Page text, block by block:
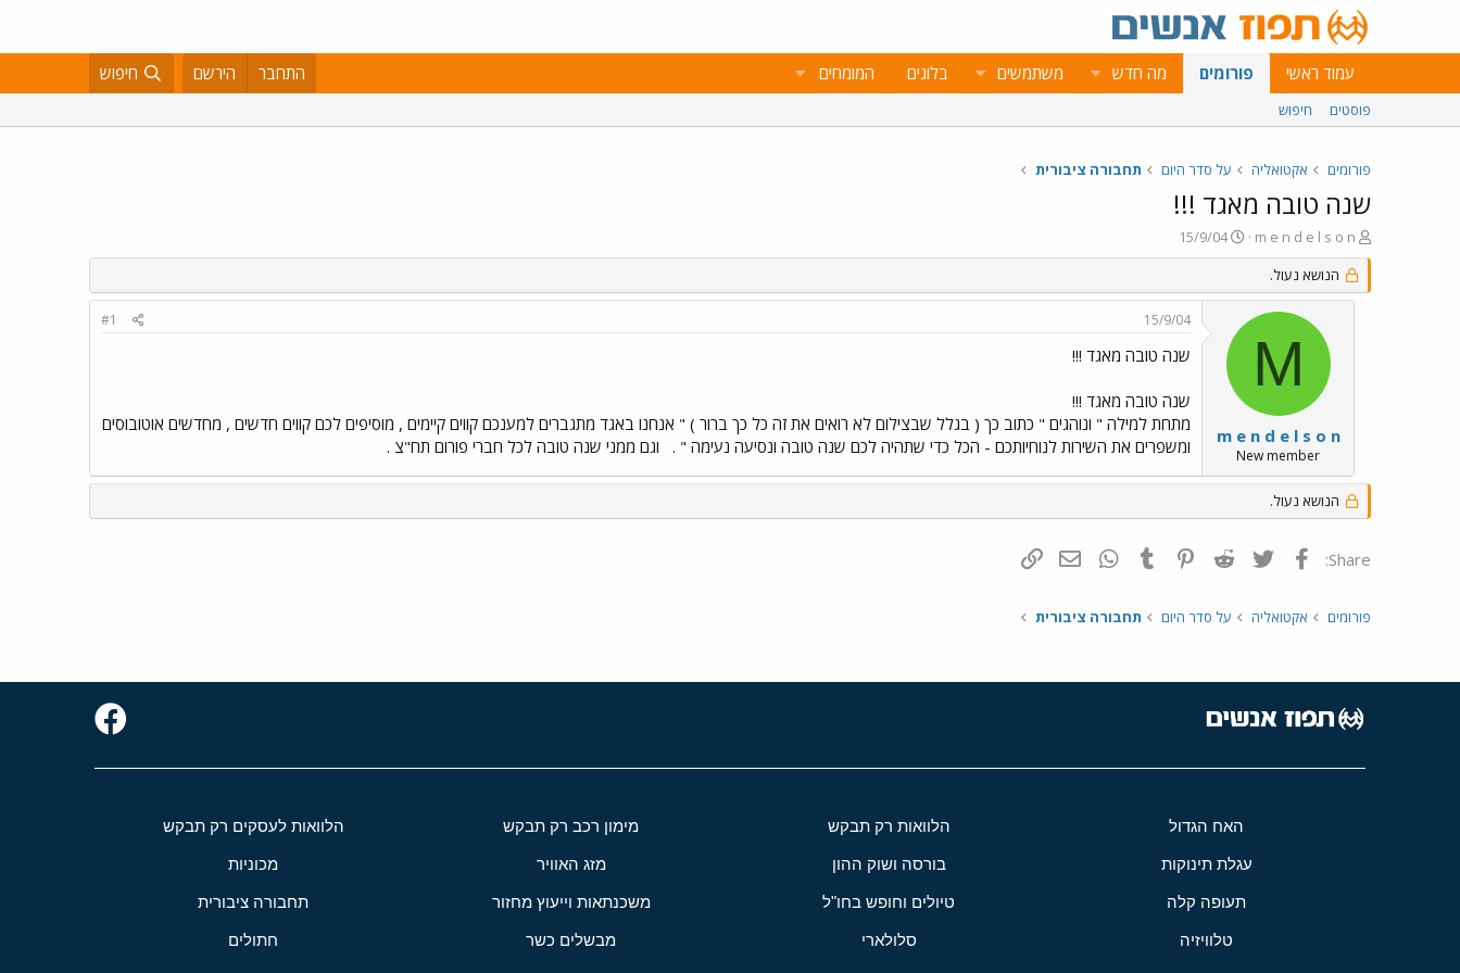
עמוד ראשי פורומים מה חדש משתמשים בלוגים המומחים התחבר הירשם חיפוש
פוסטים חיפוש
פורומים אקטואליה על סדר היום תחבורה ציבורית
שנה טובה מאגד !!!
פ
ו
ת
ח
m e n d e l s o n
פ
ו
ס
ת
א
ך
15/9/04
הנושא נעול.
M
m e n d e l s o n
New member
15/9/04
#1
שנה טובה מאגד !!!
שנה טובה מאגד !!!
מתחת למילה " ונוהגים " כתוב כך ( בגלל שבצילום לא רואים את זה כל כך ברור ) " אנחנו באגד מתגברים למענכם קווים קיימים , מוסיפים לכם קווים חדשים , מחדשים אוטובוסים
ומשפרים את השירות לנוחיותכם - הכל כדי שתהיה לכם שנה טובה ונסיעה נעימה " .
וגם ממני שנה טובה לכל חברי פורום תח"צ .
הנושא נעול.
Share: פייסבוק Twitter
Reddit
Pinterest
Tumblr
WhatsAppדואר אלקטרוני
פורומים אקטואליה על סדר היום תחבורה ציבורית
האח הגדול הלוואות רק תבקש מימון רכב רק תבקש הלוואות לעסקים רק תבקש
עגלת תינוקות בורסה ושוק ההון מזג האוויר מכוניות
תעופה קלה טיולים וחופש בחו"ל משכנתאות וייעוץ מחזור תחבורה ציבורית
טלוויזיה סלולארי מבשלים כשר חתולים